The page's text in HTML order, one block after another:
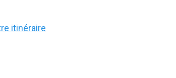
itinéraire